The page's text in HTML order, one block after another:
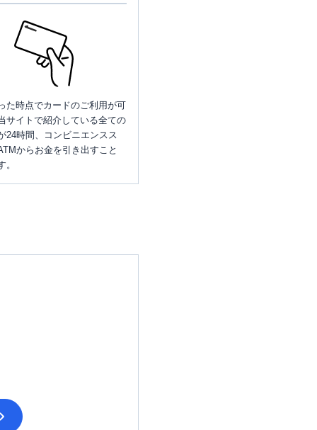
た時点でカードのご利用が可
サイトで紹介している全ての
24時間、コンビニエンスス
からお金を引き出すこと
。